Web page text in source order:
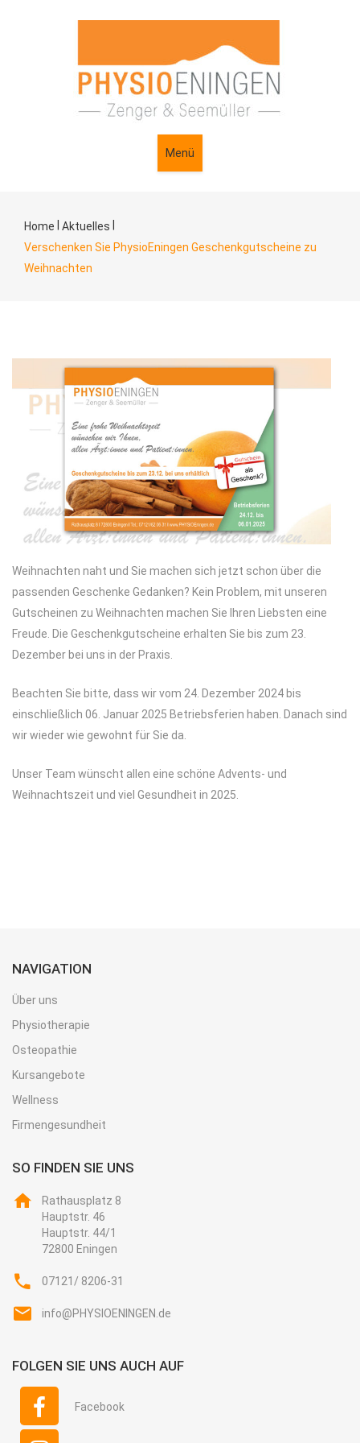
Menü
Home Aktuelles
Verschenken Sie PhysioEningen Geschenkgutscheine zu
Weihnachten
Weihnachten naht und Sie machen sich jetzt schon über die
passenden Geschenke Gedanken? Kein Problem, mit unseren
Gutscheinen zu Weihnachten machen Sie Ihren Liebsten eine
Freude. Die Geschenkgutscheine erhalten Sie bis zum 23.
Dezember bei uns in der Praxis.
Beachten Sie bitte, dass wir vom 24. Dezember 2024 bis
einschließlich 06. Januar 2025 Betriebsferien haben. Danach sind
wir wieder wie gewohnt für Sie da.
Unser Team wünscht allen eine schöne Advents- und
Weihnachtszeit und viel Gesundheit in 2025.
NAVIGATION
Über uns
Physiotherapie
Osteopathie
Kursangebote
Wellness
Firmengesundheit
SO FINDEN SIE UNS
Rathausplatz 8
Hauptstr. 46
Hauptstr. 44/1
72800 Eningen
07121/ 8206-31
info@PHYSIOENINGEN.de
FOLGEN SIE UNS AUCH AUF
Facebook